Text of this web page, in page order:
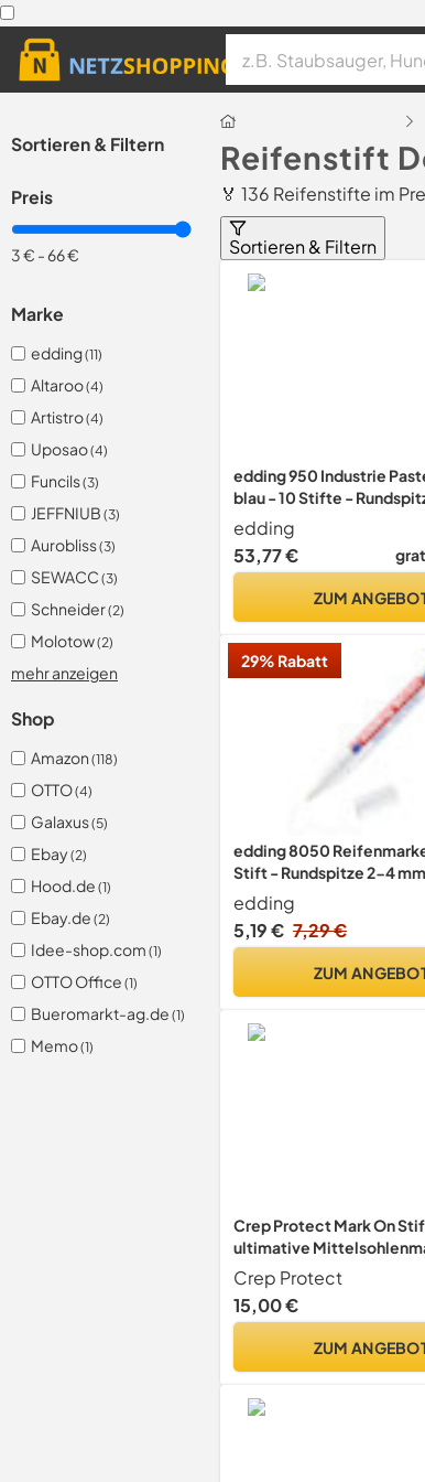
Sortieren & Filtern
Preis
3 € -66 €
Marke
edding(11)
Altaroo(4)
Artistro(4)
Uposao(4)
Funcils(3)
JEFFNIUB (3)
Aurobliss(3)
SEWACC (3)
Schneider(2)
Molotow(2)
mehr anzeigen
Shop
Amazon (118)
OTTO(4)
Galaxus(5)
Ebay(2)
Hood.de (1)
Ebay.de (2)
Idee-shop.com (1)
OTTO Office (1)
Bueromarkt-ag.de (1)
Memo(1)
Reifenstift
🏅 136 Reifenstifte im
Sortieren & Filtern
edding 950 Industrie
blau - 10 Stifte -
Marker zum Beschriften
Stein, Holz - raue oder
Oberflächen -
edding
53,77 €
ZUM
29% Rabatt
edding 8050
Stift - Rundspitze 2-4
Markieren von Reifen und
Gummioberflächen, für
draußen, wasserfest
edding
5,19 € 7,29 €
ZUM
Crep Protect Mark On
ultimative
Schuhe,
Crep Protect
15,00 €
ZUM